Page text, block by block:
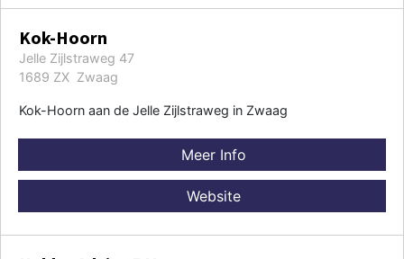
Kok-Hoorn
Jelle Zijlstraweg 47
1689 ZX Zwaag
Kok-Hoorn aan de Jelle Zijlstraweg in Zwaag
Meer Info
Website